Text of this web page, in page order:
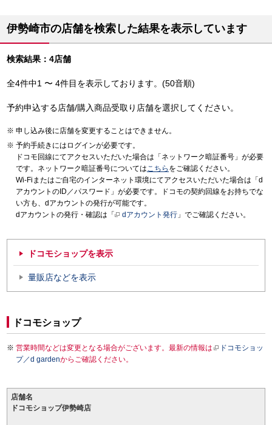
伊勢崎市の店舗を検索した結果を表示しています
検索結果：4店舗
全4件中1 〜 4件目を表示しております。(50音順)
予約申込する店舗/購入商品受取り店舗を選択してください。
申し込み後に店舗を変更することはできません。
予約手続きにはログインが必要です。
ドコモ回線にてアクセスいただいた場合は「ネットワーク暗証番号」が必要
です。ネットワーク暗証番号についてはこちら をご確認ください。
Wi-Fiまたはご自宅のインターネット環境にてアクセスいただいた場合は「d
アカウントのID／パスワード」が必要です。ドコモの契約回線をお持ちでな
い方も、dアカウントの発行が可能です。
dアカウントの発行・確認は「
dアカウント発行 」でご確認ください。
ドコモショップを表示
量販店などを表示
ドコモショップ
営業時間などは変更となる場合がございます。最新の情報は
ドコモショッ
プ／d gardenからご確認ください。
店舗名
ドコモショップ伊勢崎店